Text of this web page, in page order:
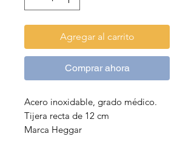
Agregar al carrito
Comprar ahora
Acero inoxidable, grado médico.
Tijera recta de 12 cm
Marca Heggar